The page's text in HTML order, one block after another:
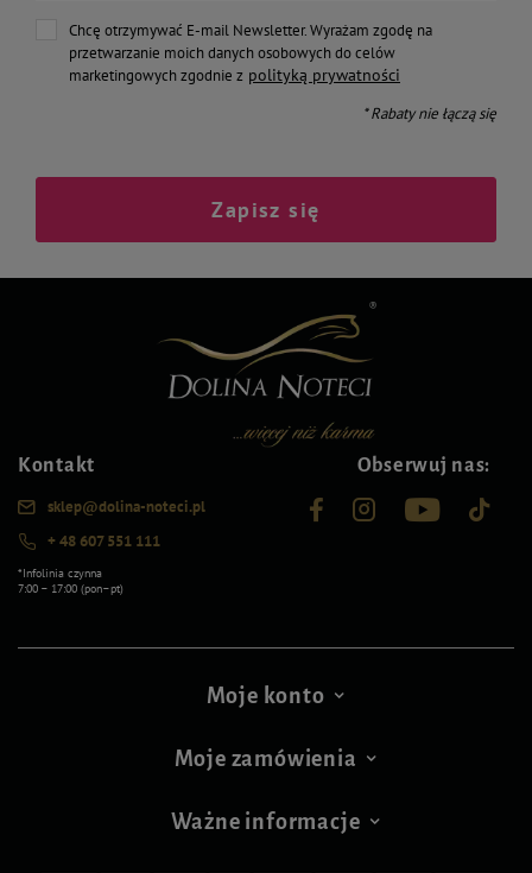
Chcę otrzymywać E-mail Newsletter. Wyrażam zgodę na
przetwarzanie moich danych osobowych do celów
marketingowych zgodnie z polityką prywatności
* Rabaty nie łączą się
Zapisz się
Kontakt
sklep@dolina-noteci.pl
+ 48 607 551 111
*Infolinia czynna
7:00 – 17:00 (pon–pt)
Obserwuj nas:
Moje konto
Moje zamówienia
Ważne informacje